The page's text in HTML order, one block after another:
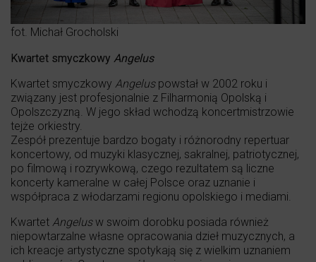
fot. Michał Grocholski
Kwartet smyczkowy Angelus
Kwartet smyczkowy Angeluspowstał w 2002 roku i
związany jest profesjonalnie z Filharmonią Opolską i
Opolszczyzną. W jego skład wchodzą koncertmistrzowie
tejże orkiestry.
Zespół prezentuje bardzo bogaty i różnorodny repertuar
koncertowy, od muzyki klasycznej, sakralnej, patriotycznej,
po filmową i rozrywkową, czego rezultatem są liczne
koncerty kameralne w całej Polsce oraz uznanie i
współpraca z włodarzami regionu opolskiego i mediami.
Kwartet Angelusw swoim dorobku posiada również
niepowtarzalne własne opracowania dzieł muzycznych, a
ich kreacje artystyczne spotykają się z wielkim uznaniem